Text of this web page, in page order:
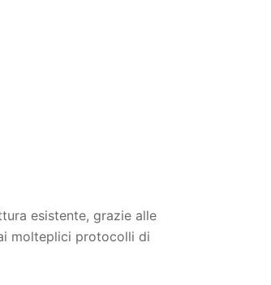
esistente, grazie alle
molteplici protocolli di